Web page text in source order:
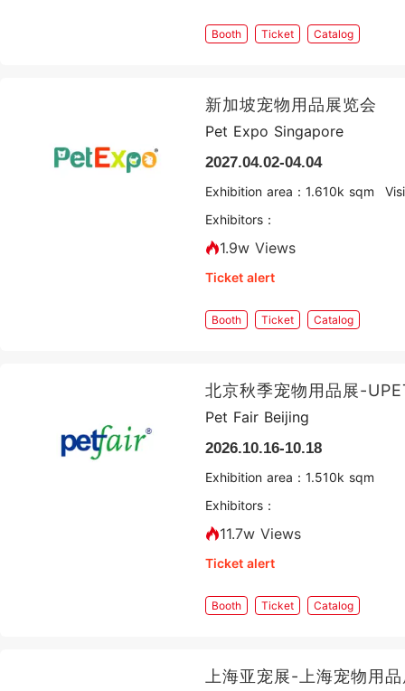
Booth Ticket Catalog
新加坡宠物用品展览会
Pet Expo Singapore
2027.04.02-04.04
Exhibition area： 1.610k sqm
Exhibitors：
1.9w Views
Ticket alert
Booth Ticket Catalog
北京秋季宠物用品展-
Pet Fair Beijing
2026.10.16-10.18
Exhibition area： 1.510k sqm
Exhibitors：
11.7w Views
Ticket alert
Booth Ticket Catalog
上海亚宠展-上海宠物用